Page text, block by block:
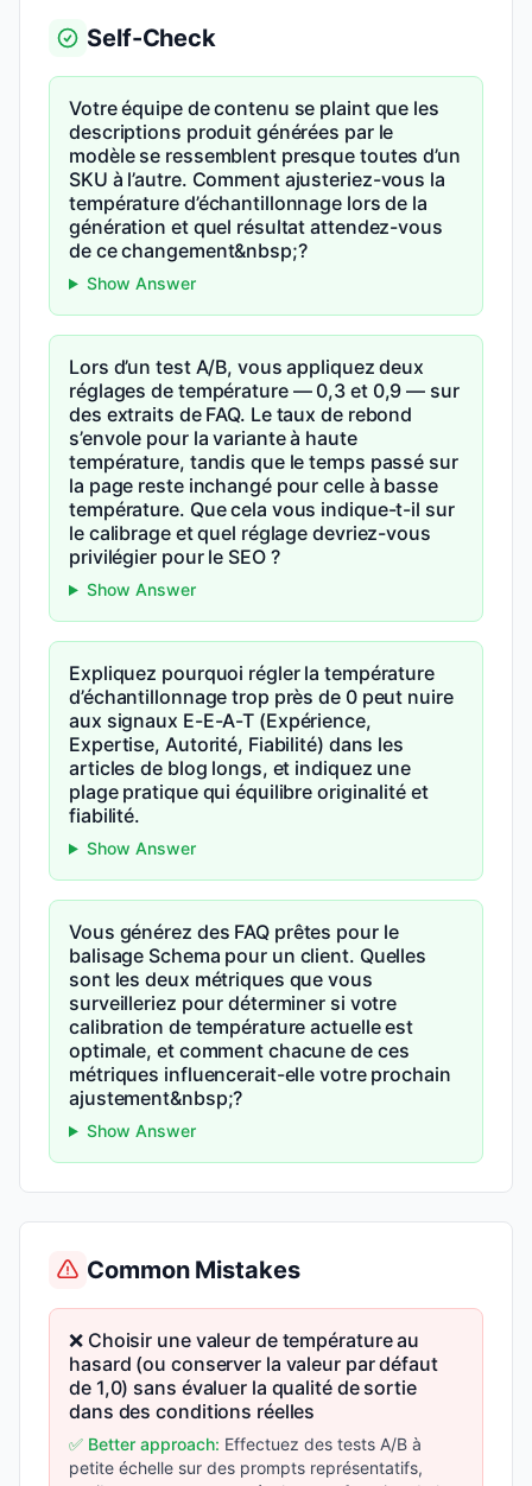
Self-Check
Votre équipe de contenu se plaint que les
descriptions produit générées par le
modèle se ressemblent presque toutes d’un
SKU à l’autre. Comment ajusteriez-vous la
température d’échantillonnage lors de la
génération et quel résultat attendez-vous
de ce changement&nbsp;?
Show Answer
Lors d’un test A/B, vous appliquez deux
réglages de température — 0,3 et 0,9 — sur
des extraits de FAQ. Le taux de rebond
s’envole pour la variante à haute
température, tandis que le temps passé sur
la page reste inchangé pour celle à basse
température. Que cela vous indique-t-il sur
le calibrage et quel réglage devriez-vous
privilégier pour le SEO ?
Show Answer
Expliquez pourquoi régler la température
d’échantillonnage trop près de 0 peut nuire
aux signaux E-E-A-T (Expérience,
Expertise, Autorité, Fiabilité) dans les
articles de blog longs, et indiquez une
plage pratique qui équilibre originalité et
fiabilité.
Show Answer
Vous générez des FAQ prêtes pour le
balisage Schema pour un client. Quelles
sont les deux métriques que vous
surveilleriez pour déterminer si votre
calibration de température actuelle est
optimale, et comment chacune de ces
métriques influencerait-elle votre prochain
ajustement&nbsp;?
Show Answer
Common Mistakes
❌ Choisir une valeur de température au
hasard (ou conserver la valeur par défaut
de 1,0) sans évaluer la qualité de sortie
dans des conditions réelles
✅ Better approach: Effectuez des tests A/B à
petite échelle sur des prompts représentatifs,